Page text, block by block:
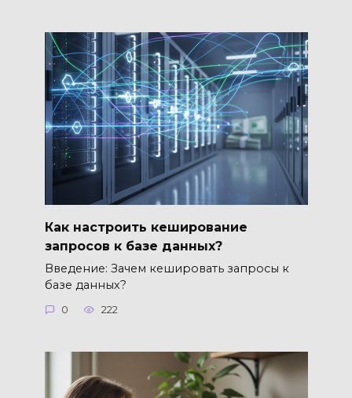
Как настроить кеширование
запросов к базе данных?
Введение: Зачем кешировать запросы к
базе данных?
0 222